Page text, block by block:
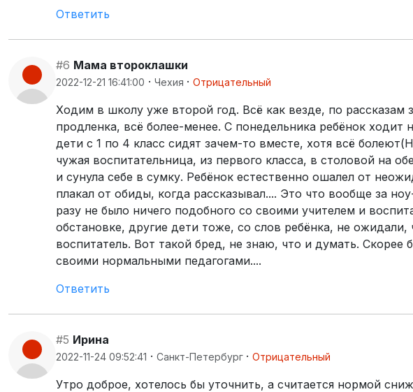
Ответить
#6 Мама второклашки
2022-12-21 16:41:00 · Чехия · Отрицательный
Ходим в школу уже второй год. Всё как везде, по рассказам
продленка, всё более-менее. С понедельника ребёнок
дети с 1 по 4 класс сидят зачем-то вместе, хотя всё
чужая воспитательница, из первого класса, в столовой на
и сунула себе в сумку. Ребёнок естественно ошалел от
плакал от обиды, когда рассказывал.... Это что вообще за
разу не было ничего подобного со своими учителем и
обстановке, другие дети тоже, со слов ребёнка, не
воспитатель. Вот такой бред, не знаю, что и думать.
своими нормальными педагогами....
Ответить
#5 Ирина
2022-11-24 09:52:41 · Санкт-Петербург · Отрицательный
Утро доброе, хотелось бы уточнить, а считается нормой